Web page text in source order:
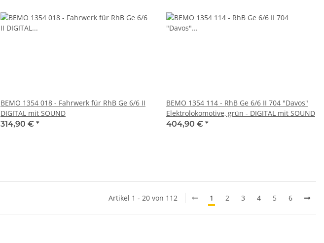
BEMO 1354 018 - Fahrwerk für RhB Ge 6/6 II
DIGITAL mit SOUND
314,90 € *
BEMO 1354 114 - RhB Ge 6/6 II 704 "Davos"
Elektrolokomotive, grün - DIGITAL mit SOUND
404,90 € *
Artikel 1 - 20 von 112 1 2 3 4 5 6